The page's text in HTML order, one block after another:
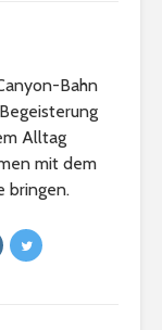
Bahn
Alltag
mit dem
bringen.